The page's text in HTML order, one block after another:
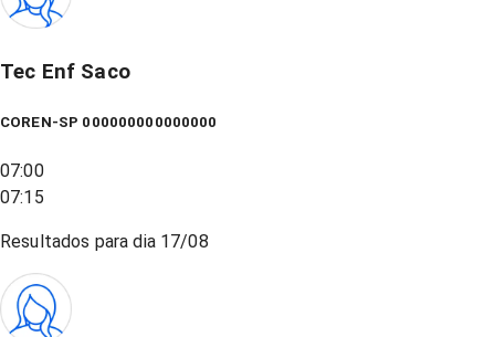
Tec Enf Saco
COREN-SP 000000000000000
07:00
07:15
Resultados para dia 17/08